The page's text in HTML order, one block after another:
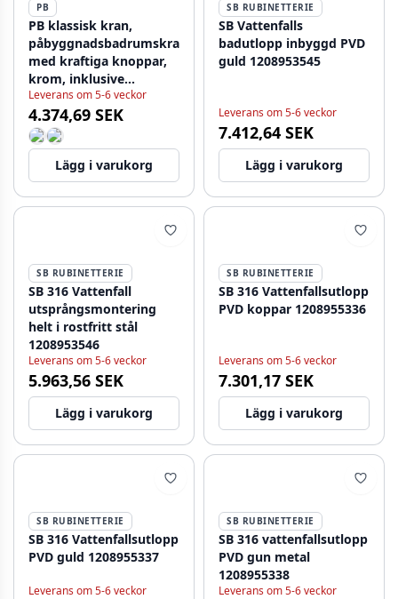
PB
PB klassisk kran,
påbyggnadsbadrumskran
med kraftiga knoppar,
krom, inklusive
handdusch 1208855152
Leverans om 5-6 veckor
4.374,69 SEK
Lägg i varukorg
SB RUBINETTERIE
SB Vattenfalls
badutlopp inbyggd PVD
guld 1208953545
Leverans om 5-6 veckor
7.412,64 SEK
Lägg i varukorg
SB RUBINETTERIE
SB 316 Vattenfall
utsprångsmontering
helt i rostfritt stål
1208953546
Leverans om 5-6 veckor
5.963,56 SEK
Lägg i varukorg
SB RUBINETTERIE
SB 316 Vattenfallsutlopp
PVD koppar 1208955336
Leverans om 5-6 veckor
7.301,17 SEK
Lägg i varukorg
SB RUBINETTERIE
SB 316 Vattenfallsutlopp
PVD guld 1208955337
Leverans om 5-6 veckor
SB RUBINETTERIE
SB 316 vattenfallsutlopp
PVD gun metal
1208955338
Leverans om 5-6 veckor